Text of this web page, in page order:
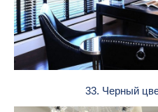
33. Черный